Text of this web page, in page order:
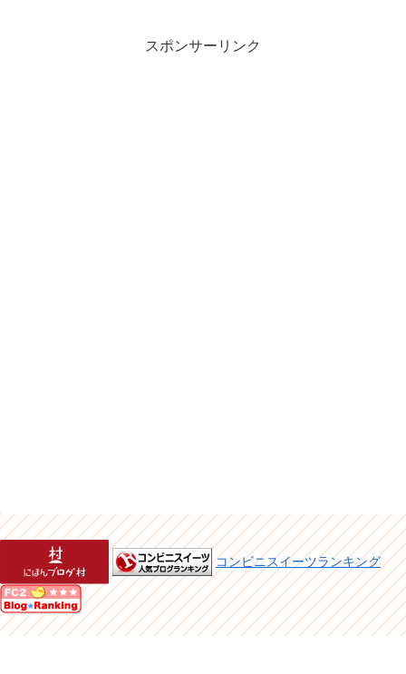
スポンサーリンク
コンビニスイーツランキング